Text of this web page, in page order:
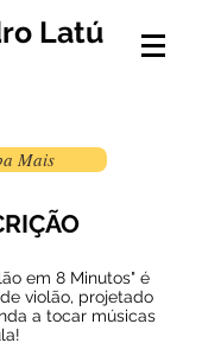
Latú
Mais
em 8 Minutos" é
violão, projetado
a tocar músicas